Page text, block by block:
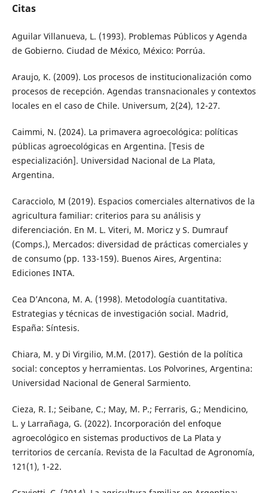
Citas
Aguilar Villanueva, L. (1993). Problemas Públicos y Agenda
de Gobierno. Ciudad de México, México: Porrúa.
Araujo, K. (2009). Los procesos de institucionalización como
procesos de recepción. Agendas transnacionales y contextos
locales en el caso de Chile. Universum, 2(24), 12-27.
Caimmi, N. (2024). La primavera agroecológica: políticas
públicas agroecológicas en Argentina. [Tesis de
especialización]. Universidad Nacional de La Plata,
Argentina.
Caracciolo, M (2019). Espacios comerciales alternativos de la
agricultura familiar: criterios para su análisis y
diferenciación. En M. L. Viteri, M. Moricz y S. Dumrauf
(Comps.), Mercados: diversidad de prácticas comerciales y
de consumo (pp. 133-159). Buenos Aires, Argentina:
Ediciones INTA.
Cea D’Ancona, M. A. (1998). Metodología cuantitativa.
Estrategias y técnicas de investigación social. Madrid,
España: Síntesis.
Chiara, M. y Di Virgilio, M.M. (2017). Gestión de la política
social: conceptos y herramientas. Los Polvorines, Argentina:
Universidad Nacional de General Sarmiento.
Cieza, R. I.; Seibane, C.; May, M. P.; Ferraris, G.; Mendicino,
L. y Larrañaga, G. (2022). Incorporación del enfoque
agroecológico en sistemas productivos de La Plata y
territorios de cercanía. Revista de la Facultad de Agronomía,
121(1), 1-22.